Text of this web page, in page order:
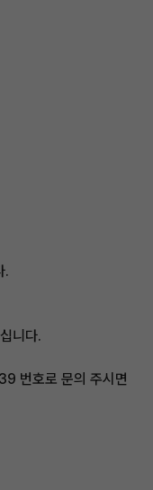
.
니다.
번호로 문의 주시면